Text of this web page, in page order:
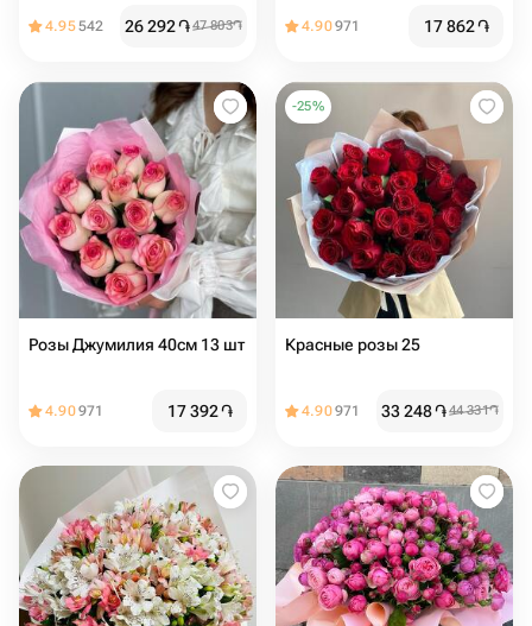
4.95542 26 292֏47 803֏ 4.90971 17 862֏
Розы Джумилия 40см 13 шт
4.90971 17 392֏
-25%
Красные розы 25
4.90971 33 248֏44 331֏